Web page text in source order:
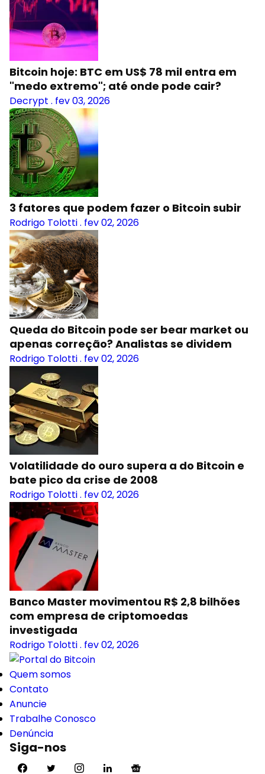
Bitcoin hoje: BTC em US$ 78 mil entra em
"medo extremo"; até onde pode cair?
Decrypt . fev 03, 2026
3 fatores que podem fazer o Bitcoin subir
Rodrigo Tolotti. fev 02, 2026
Queda do Bitcoin pode ser bear market ou
apenas correção? Analistas se dividem
Rodrigo Tolotti. fev 02, 2026
Volatilidade do ouro supera a do Bitcoin e
bate pico da crise de 2008
Rodrigo Tolotti. fev 02, 2026
Banco Master movimentou R$ 2,8 bilhões
com empresa de criptomoedas
investigada
Rodrigo Tolotti. fev 02, 2026
Quem somos
Contato
Anuncie
Trabalhe Conosco
Denúncia
Siga-nos